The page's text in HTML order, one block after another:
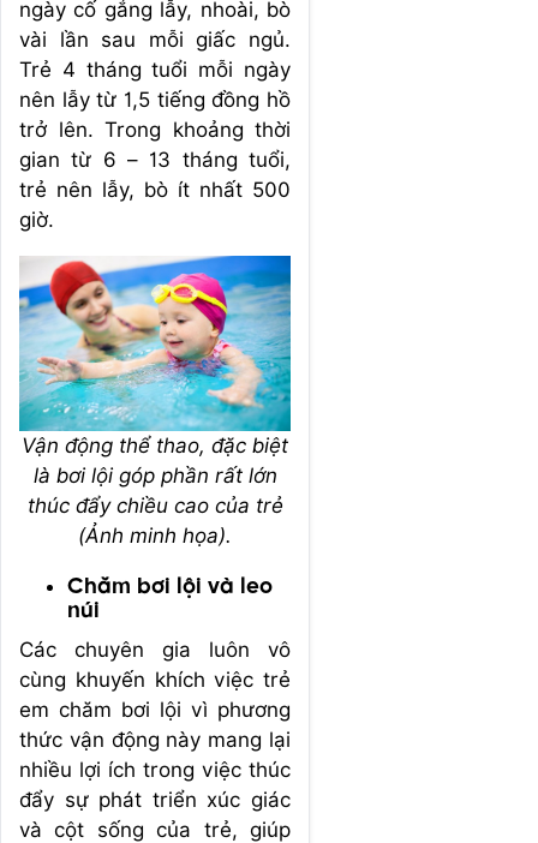
ngày cố gắng lẫy, nhoài, bò
vài lần sau mỗi giấc ngủ.
Trẻ 4 tháng tuổi mỗi ngày
nên lẫy từ 1,5 tiếng đồng hồ
trở lên. Trong khoảng thời
gian từ 6 – 13 tháng tuổi,
trẻ nên lẫy, bò ít nhất 500
giờ.
Vận động thể thao, đặc biệt
là bơi lội góp phần rất lớn
thúc đẩy chiều cao của trẻ
(Ảnh minh họa).
Chăm bơi lội và leo
núi
Các chuyên gia luôn vô
cùng khuyến khích việc trẻ
em chăm bơi lội vì phương
thức vận động này mang lại
nhiều lợi ích trong việc thúc
đẩy sự phát triển xúc giác
và cột sống của trẻ, giúp